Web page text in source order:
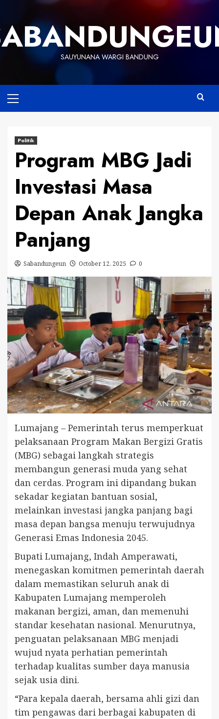
content
SAUYUNANA WARGI BANDUNG
Menu
Politik
Program MBG Jadi
Investasi Masa
Depan Anak Jangka
Panjang
Sabandungeun October 12, 2025 0
Lumajang – Pemerintah terus memperkuat
pelaksanaan Program Makan Bergizi Gratis
(MBG) sebagai langkah strategis
membangun generasi muda yang sehat
dan cerdas. Program ini dipandang bukan
sekadar kegiatan bantuan sosial,
melainkan investasi jangka panjang bagi
masa depan bangsa menuju terwujudnya
Generasi Emas Indonesia 2045.
Bupati Lumajang, Indah Amperawati,
menegaskan komitmen pemerintah daerah
dalam memastikan seluruh anak di
Kabupaten Lumajang memperoleh
makanan bergizi, aman, dan memenuhi
standar kesehatan nasional. Menurutnya,
penguatan pelaksanaan MBG menjadi
wujud nyata perhatian pemerintah
terhadap kualitas sumber daya manusia
sejak usia dini.
“Para kepala daerah, bersama ahli gizi dan
tim pengawas dari berbagai kabupaten di